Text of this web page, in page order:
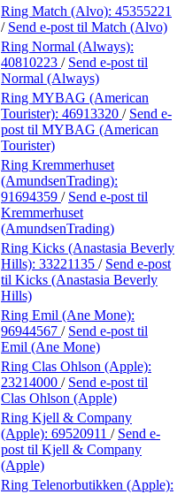
Ring Match (Alvo): 45355221
/ Send e-post til Match (Alvo)
Ring Normal (Always):
40810223 / Send e-post til
Normal (Always)
Ring MYBAG (American
Tourister): 46913320 / Send e-
post til MYBAG (American
Tourister)
Ring Kremmerhuset
(AmundsenTrading):
91694359 / Send e-post til
Kremmerhuset
(AmundsenTrading)
Ring Kicks (Anastasia Beverly
Hills): 33221135 / Send e-post
til Kicks (Anastasia Beverly
Hills)
Ring Emil (Ane Mone):
96944567 / Send e-post til
Emil (Ane Mone)
Ring Clas Ohlson (Apple):
23214000 / Send e-post til
Clas Ohlson (Apple)
Ring Kjell & Company
(Apple): 69520911 / Send e-
post til Kjell & Company
(Apple)
Ring Telenorbutikken (Apple):